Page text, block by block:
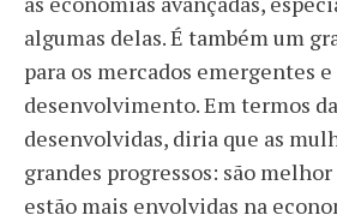
algumas delas. É também um
para os mercados emergentes
desenvolvimento. Em termos
desenvolvidas, diria que as
grandes progressos: são
estão mais envolvidas na